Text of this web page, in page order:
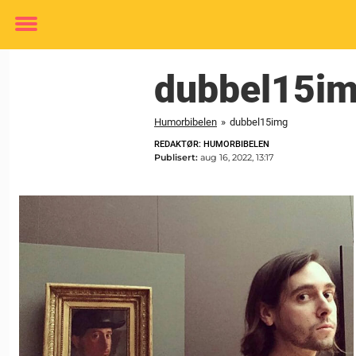
Toggle
Humorbibelen » dubbel15img
REDAKTØR: HUMORBIBELEN
Publisert: aug 16, 2022, 13:17